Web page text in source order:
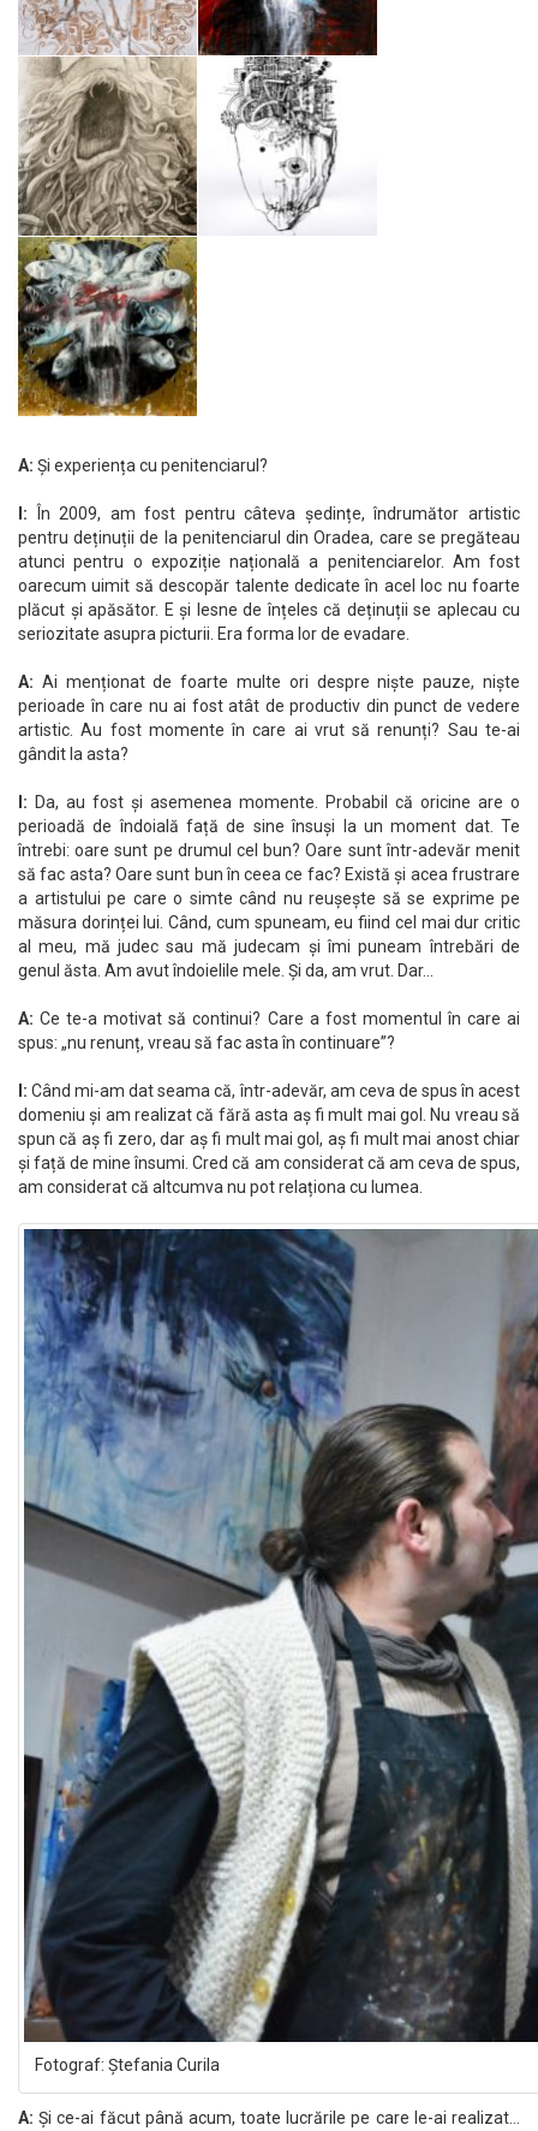
A: Și experiența cu penitenciarul?
I: În 2009, am fost pentru câteva ședințe, îndrumător artistic
pentru deținuții de la penitenciarul din Oradea, care se pregăteau
atunci pentru o expoziție națională a penitenciarelor. Am fost
oarecum uimit să descopăr talente dedicate în acel loc nu foarte
plăcut și apăsător. E și lesne de înțeles că deținuții se aplecau cu
seriozitate asupra picturii. Era forma lor de evadare.
A: Ai menționat de foarte multe ori despre niște pauze, niște
perioade în care nu ai fost atât de productiv din punct de vedere
artistic. Au fost momente în care ai vrut să renunți? Sau te-ai
gândit la asta?
I: Da, au fost și asemenea momente. Probabil că oricine are o
perioadă de îndoială față de sine însuși la un moment dat. Te
întrebi: oare sunt pe drumul cel bun? Oare sunt într-adevăr menit
să fac asta? Oare sunt bun în ceea ce fac? Există și acea frustrare
a artistului pe care o simte când nu reușește să se exprime pe
măsura dorinței lui. Când, cum spuneam, eu fiind cel mai dur critic
al meu, mă judec sau mă judecam și îmi puneam întrebări de
genul ăsta. Am avut îndoielile mele. Și da, am vrut. Dar…
A: Ce te-a motivat să continui? Care a fost momentul în care ai
spus: „nu renunț, vreau să fac asta în continuare”?
I: Când mi-am dat seama că, într-adevăr, am ceva de spus în acest
domeniu și am realizat că fără asta aș fi mult mai gol. Nu vreau să
spun că aș fi zero, dar aș fi mult mai gol, aș fi mult mai anost chiar
și față de mine însumi. Cred că am considerat că am ceva de spus,
am considerat că altcumva nu pot relaționa cu lumea.
Fotograf: Ștefania Curila
A: Și ce-ai făcut până acum, toate lucrările pe care le-ai realizat…